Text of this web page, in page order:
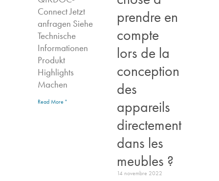
Connect Jetzt
anfragen​ Siehe
Technische
Informationen
Produkt
Highlights​
Machen
Read More "
prendre en
compte
lors de la
conception
des
appareils
directement
dans les
meubles ?
14 novembre 2022